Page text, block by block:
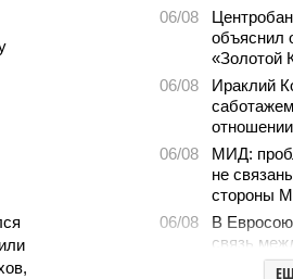
06/08
объяснил
«Золотой
06/08
Ираклий
06/08
МИД:
не
стороны
06/08
В
связь